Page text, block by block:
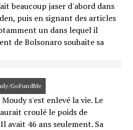
beaucoup jaser d'abord dans
puis en signant des articles
un dans lequel il
de Bolsonaro souhaite sa
GoFundMe
s'est enlevé la vie. Le
croulé le poids de
avait 46 ans seulement. Sa